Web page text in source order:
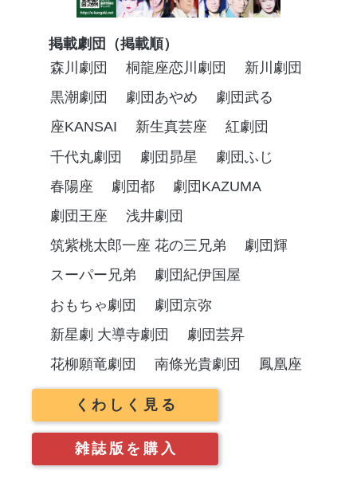
掲載劇団（掲載順）
森川劇団
桐龍座恋川劇団
新川劇団
黒潮劇団
劇団あやめ
劇団武る
座KANSAI
新生真芸座
紅劇団
千代丸劇団
劇団昴星
劇団ふじ
春陽座
劇団都
劇団KAZUMA
劇団王座
浅井劇団
筑紫桃太郎一座 花の三兄弟
劇団輝
スーパー兄弟
劇団紀伊国屋
おもちゃ劇団
劇団京弥
新星劇 大導寺劇団
劇団芸昇
花柳願竜劇団
南條光貴劇団 鳳凰座
くわしく見る
雑誌版を購入